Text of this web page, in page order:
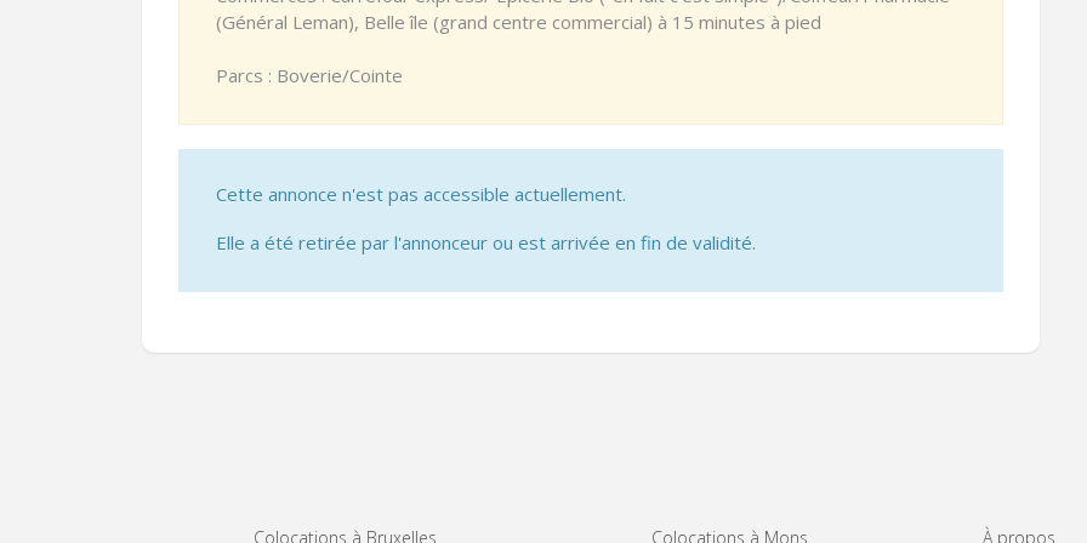
(Général Leman), Belle île (grand centre commercial) à 15 minutes à pied
Parcs : Boverie/Cointe
Cette annonce n'est pas accessible actuellement.
Elle a été retirée par l'annonceur ou est arrivée en fin de validité.
Colocations à Bruxelles Colocations à Mons À propos